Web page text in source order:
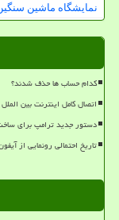
نمایشگاه ماشین
کدام حساب ها حذف شدند؟
اتصال کامل اینترنت بین
دستور جدید ترامپ برای ساخت
تاریخ احتمالی رونمایی از آیفون 18 پرو و اولترا برملا